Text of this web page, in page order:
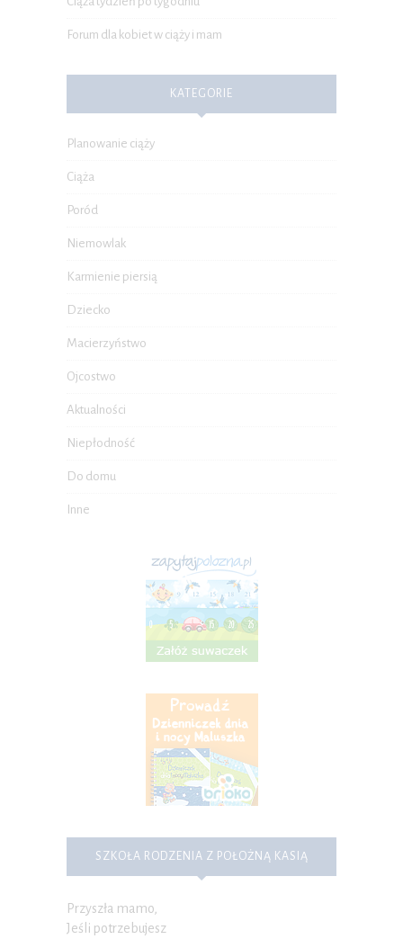
Forum dla kobiet w ciąży i mam
KATEGORIE
Planowanie ciąży
Ciąża
Poród
Niemowlak
Karmienie piersią
Dziecko
Macierzyństwo
Ojcostwo
Aktualności
Niepłodność
Do domu
Inne
SZKOŁA RODZENIA Z POŁOŻNĄ KASIĄ
Przyszła mamo,
Jeśli potrzebujesz